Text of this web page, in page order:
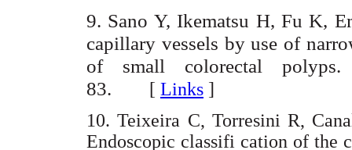
9. Sano Y, Ikematsu H, Fu K,
capillary vessels by use of
of small colorectal polyps.
83. [ Links ]
10. Teixeira C, Torresini R,
Endoscopic classifi cation of the